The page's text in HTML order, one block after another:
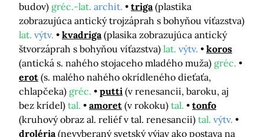
budov) gréc.-lat. archit. triga (plastika
zobrazujúca antický trojzáprah s bohyňou víťazstva)
lat. výtv. kvadriga (plasika zobrazujúca antický
štvorzáprah s bohyňou víťazstva) lat. výtv.
koros
(antická s. nahého stojaceho mladého muža) gréc.
erot (s. malého nahého okrídleného dieťaťa,
chlapčeka) gréc. putti (v renesancii, baroku, aj
bez krídel) tal. amoret (v rokoku) tal.
tonfo
(kruhový obraz al. reliéf v tal. renesancii) tal. výtv.
droléria (nevyberaný svetský výjav ako postava na